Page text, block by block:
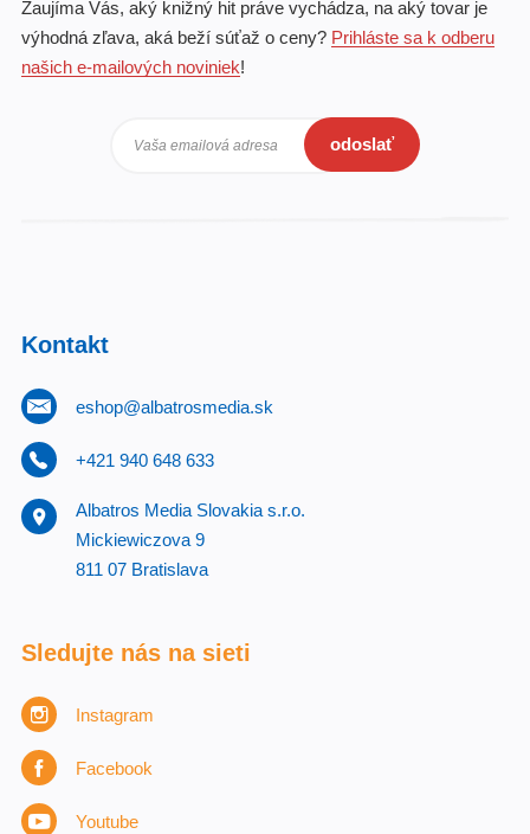
Zaujíma Vás, aký knižný hit práve vychádza, na aký tovar je
výhodná zľava, aká beží súťaž o ceny? Prihláste sa k odberu
našich e-mailových noviniek!
Vaša emailová adresa odoslať
Kontakt
eshop@albatrosmedia.sk
+421 940 648 633
Albatros Media Slovakia s.r.o.
Mickiewiczova 9
811 07 Bratislava
Sledujte nás na sieti
Instagram
Facebook
Youtube